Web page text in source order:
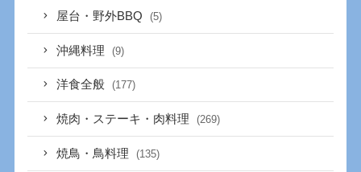
屋台・野外BBQ (5)
沖縄料理 (9)
洋食全般 (177)
焼肉・ステーキ・肉料理 (269)
焼鳥・鳥料理 (135)